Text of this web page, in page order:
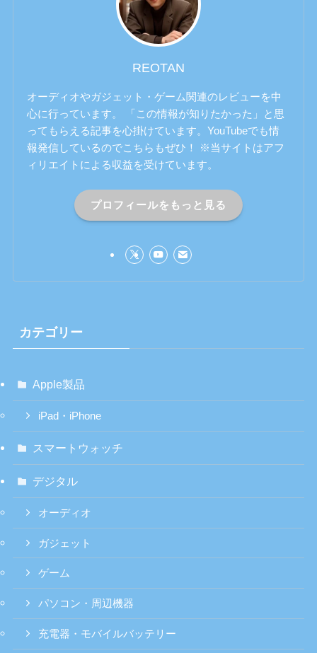
REOTAN
オーディオやガジェット・ゲーム関連のレビューを中
心に行っています。 「この情報が知りたかった」と思
ってもらえる記事を心掛けています。YouTubeでも情
報発信しているのでこちらもぜひ！ ※当サイトはアフ
ィリエイトによる収益を受けています。
プロフィールをもっと見る
カテゴリー
Apple製品
iPad・iPhone
スマートウォッチ
デジタル
オーディオ
ガジェット
ゲーム
パソコン・周辺機器
充電器・モバイルバッテリー